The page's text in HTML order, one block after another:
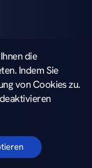
die
Indem Sie
von Cookies zu.